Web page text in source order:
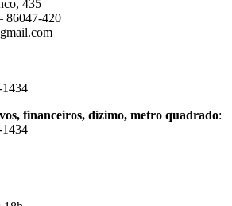
435
86047-420
financeiros, dízimo, metro quadrado: